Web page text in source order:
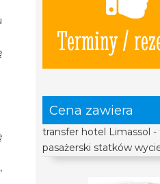
Terminy /
Cena zawiera
transfer hotel Limassol -
pasażerski statków